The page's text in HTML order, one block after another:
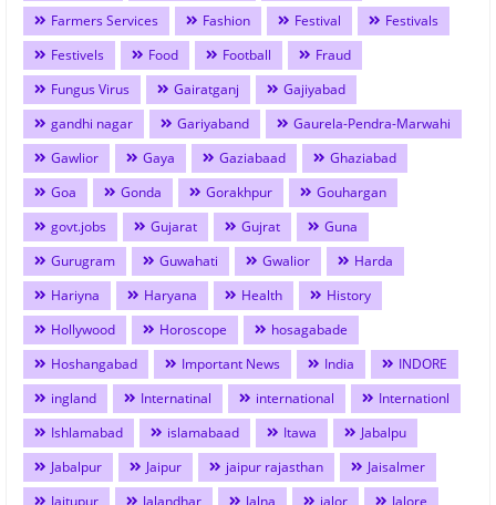
Farmers Services
Fashion Festival
Festivals
Festivels
Food Football
Fraud
Fungus Virus
Gairatganj
Gajiyabad
gandhi nagar
Gariyaband
Gaurela-Pendra-Marwahi
Gawlior
Gaya Gaziabaad
Ghaziabad
Goa
Gonda Gorakhpur
Gouhargan
govt.jobs
Gujarat Gujrat
Guna
Gurugram
Guwahati Gwalior
Harda
Hariyna
Haryana Health
History
Hollywood
Horoscope
hosagabade
Hoshangabad
Important News India
INDORE
ingland
Internatinal international
Internationl
Ishlamabad
islamabaad Itawa
Jabalpu
Jabalpur
Jaipur jaipur rajasthan
Jaisalmer
Jaitupur
Jalandhar Jalna jalor
Jalore